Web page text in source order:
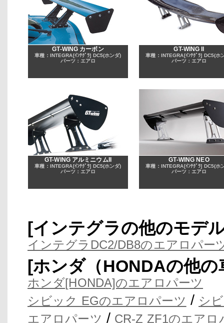
GT-WING カーボン
車種：INTEGRA[ｲﾝﾃｸﾞﾗ] DC5(ホンダ)
パーツ：エアロ
GT-WING II
車種：INTEGRA[ｲﾝﾃｸﾞﾗ] DC5(ホ
パーツ：エアロ
GT-WING アルミニウムII
車種：INTEGRA[ｲﾝﾃｸﾞﾗ] DC5(ホンダ)
パーツ：エアロ
GT-WING NEO
車種：INTEGRA[ｲﾝﾃｸﾞﾗ] DC5(ホ
パーツ：エアロ
[インテグラの他のモデ
インテグラDC2/DB8のエアロパー
[ホンダ（HONDAの他
ホンダ[HONDA]のエアロパーツ
シビック EGのエアロパーツ / シ
エアロパーツ / CR-Z ZF1のエアロ